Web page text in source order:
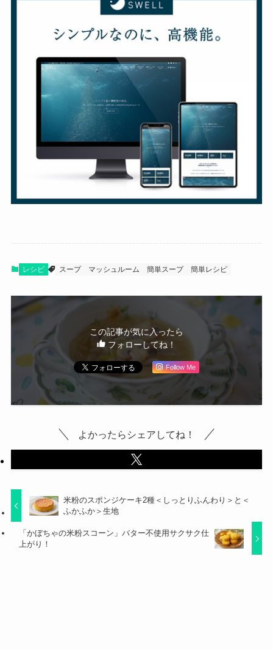
レシピ スープ マッシュルーム 簡単スープ 簡単レシピ
この記事が気に入ったら
フォローしてね！
Follow Me
よかったらシェアしてね！
米粉のスポンジケーキ2種＜しっとりふんわり＞と＜
ふかふか＞生地
「かぼちゃの米粉スコーン」バター不使用サクサク仕
上がり！